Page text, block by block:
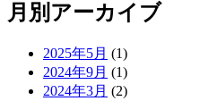
月別アーカイブ
2025年5月 (1)
2024年9月 (1)
2024年3月 (2)